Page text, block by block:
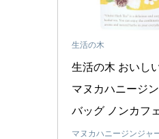
生活の木
生活の木 おいし
マヌカハニージ
バッグ ノンカフ
マヌカハニージンジャ